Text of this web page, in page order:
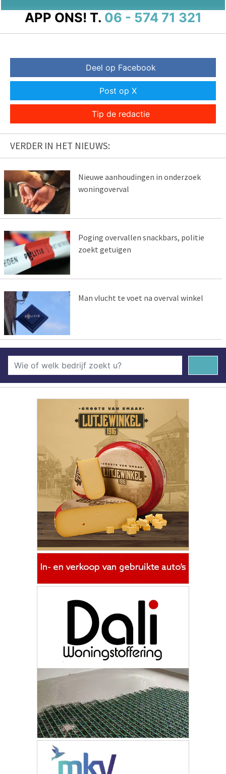
APP ONS! T. 06 - 574 71 321
Deel op Facebook
Post op X
Tip de redactie
VERDER IN HET NIEUWS:
Nieuwe aanhoudingen in onderzoek
woningoverval
Poging overvallen snackbars, politie
zoekt getuigen
Man vlucht te voet na overval winkel